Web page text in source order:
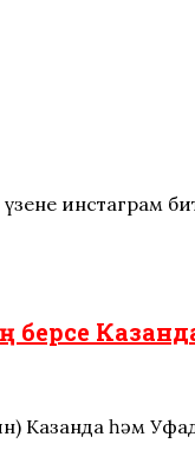
инстаграм
Казанда һәм